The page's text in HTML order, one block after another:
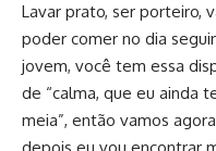
Lavar prato, ser porteiro,
poder comer no dia
jovem, você tem essa
de “calma, que eu ainda
meia”, então vamos